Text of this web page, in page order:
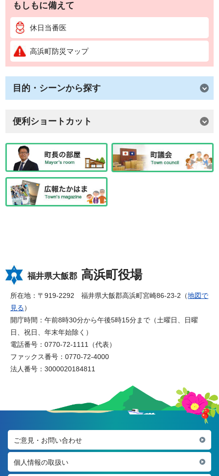
もしもに備えて
休日当番医
高浜町防災マップ
目的・シーンから探す
便利ショートカット
福井県大飯郡 高浜町役場
所在地：〒919-2292 福井県大飯郡高浜町宮崎86-23-2（地図で
見る）
開庁時間：午前8時30分から午後5時15分まで（土曜日、日曜
日、祝日、年末年始除く）
電話番号：0770-72-1111（代表）
ファックス番号：0770-72-4000
法人番号：3000020184811
ご意見・お問い合わせ
個人情報の取扱い